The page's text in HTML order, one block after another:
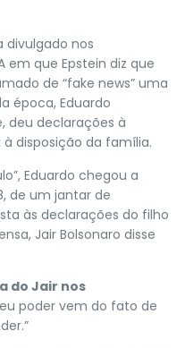
divulgado nos
em que Epstein diz que
de “fake news” uma
época, Eduardo
deu declarações à
disposição da família.
Eduardo chegou a
de um jantar de
às declarações do filho
Jair Bolsonaro disse
do Jair nos
poder vem do fato de